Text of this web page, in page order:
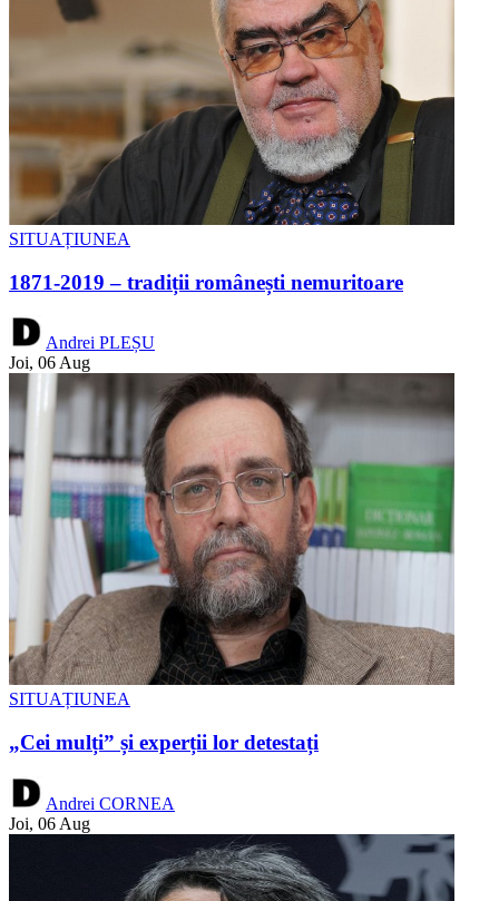
SITUAȚIUNEA
1871-2019 – tradiții românești nemuritoare
Andrei PLEȘU
Joi, 06 Aug
SITUAȚIUNEA
„Cei mulți” și experții lor detestați
Andrei CORNEA
Joi, 06 Aug